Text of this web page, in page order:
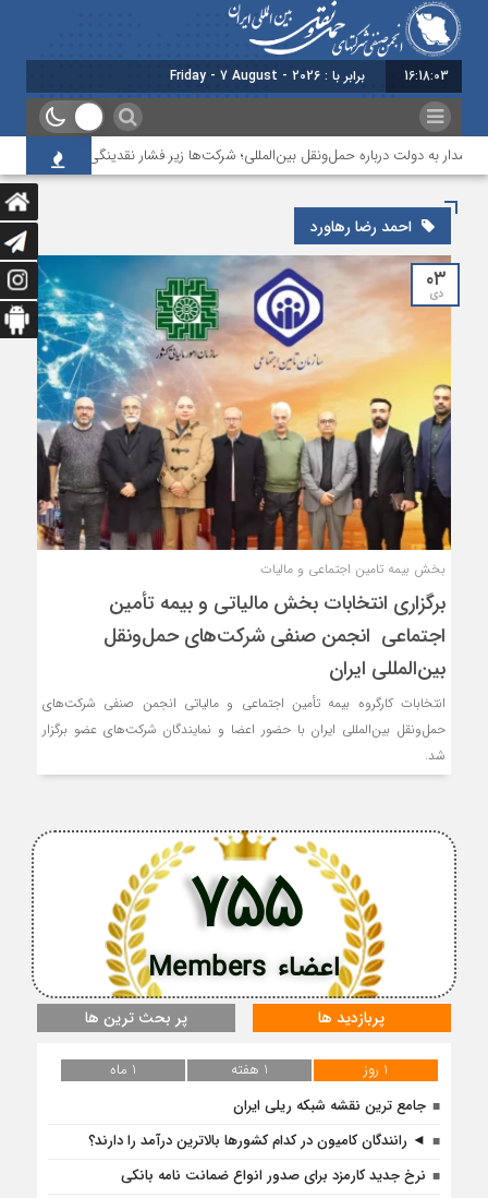
16:18:03 برابر با : Friday - 7 August - 2026
به دولت درباره حمل‌ونقل بین‌المللی؛ شرکت‌ها زیر فشار نقدینگی، مالیات و افت
احمد رضا رهاورد
۰۳
دی
بخش بیمه تامین اجتماعی و مالیات
برگزاری انتخابات بخش مالیاتی و بیمه تأمین
اجتماعی انجمن صنفی شرکت‌های حمل‌ونقل
بین‌المللی ایران
انتخابات کارگروه بیمه تأمین اجتماعی و مالیاتی انجمن صنفی شرکت‌های
حمل‌ونقل بین‌المللی ایران با حضور اعضا و نمایندگان شرکت‌های عضو برگزار
شد.
اعضاء Members
755
پربازدید ها پر بحث ترین ها
1 روز 1 هفته
1 ماه
جامع ترین نقشه شبکه ریلی ایران
◄ رانندگان کامیون در کدام کشورها بالاترین درآمد را دارند؟
نرخ جدید کارمزد برای صدور انواع ضمانت نامه بانکی